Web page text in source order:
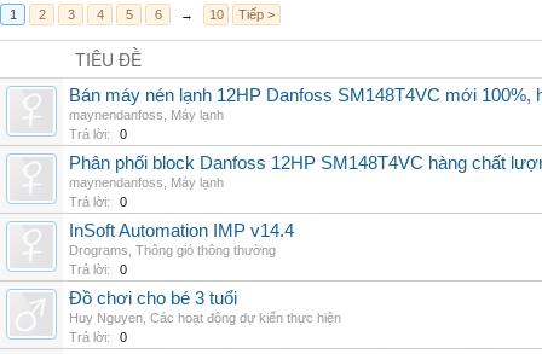
1 2 3 4 5 6 → 10 Tiếp >
TIÊU ĐỀ
Bán máy nén lạnh 12HP Danfoss SM148T4VC mới
maynendanfoss
Máy lạnh
Trả lời:
0
Phân phối block Danfoss 12HP SM148T4VC hàng chất
maynendanfoss
Máy lạnh
Trả lời:
0
InSoft Automation IMP v14.4
Drograms Thông gió thông thường
Trả lời:
0
Đồ chơi cho bé 3 tuổi
Huy Nguyen Các hoạt động dự kiến thực hiện
Trả lời:
0